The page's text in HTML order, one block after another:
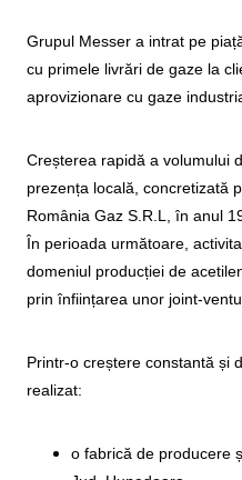
Grupul Messer a intrat pe
cu primele livrări de gaze la
aprovizionare cu gaze
Creșterea rapidă a volumului
prezența locală, concretizată
România Gaz S.R.L, în anul
În perioada următoare,
domeniul producției de
prin înființarea unor joint-
Printr-o creștere constantă și
realizat:
o fabrică de producere